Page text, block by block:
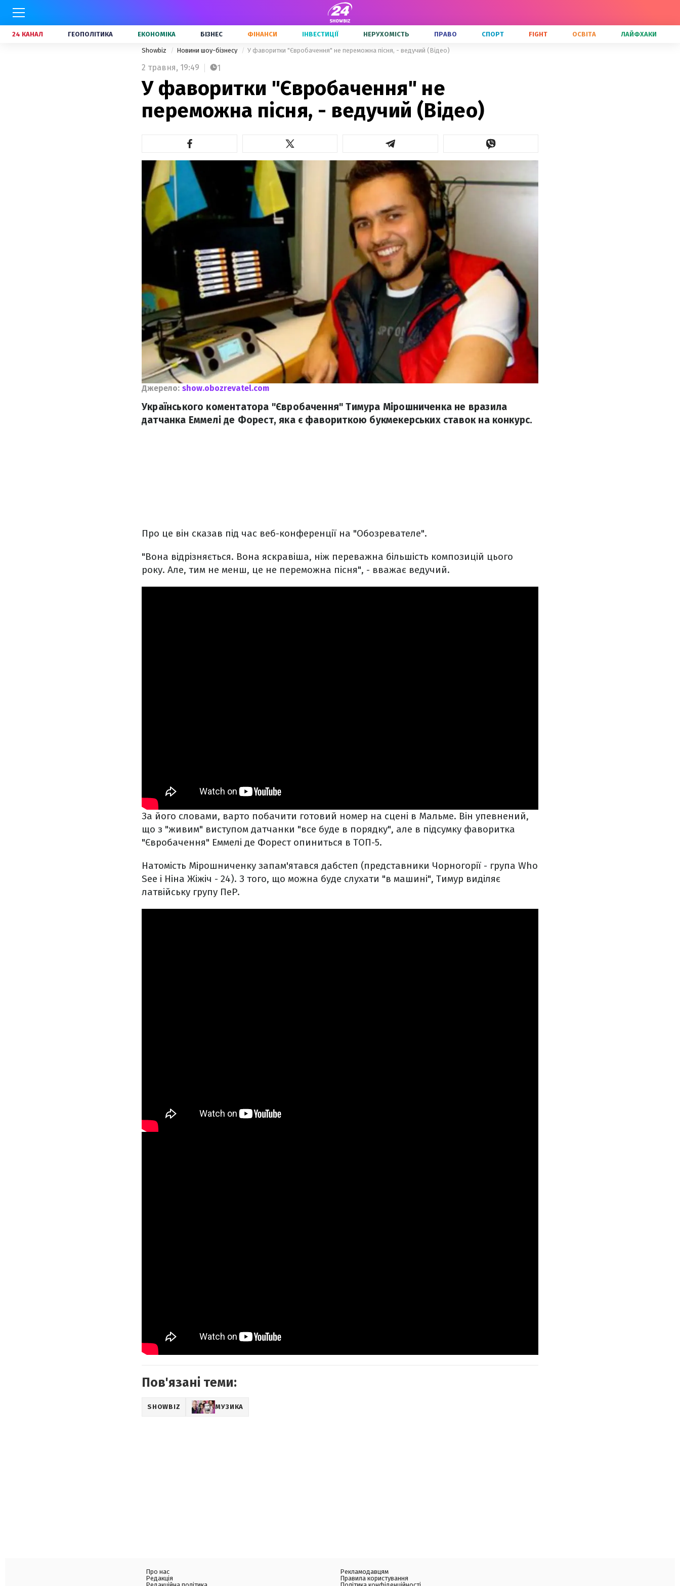
24 КАНАЛ ГЕОПОЛІТИКА ЕКОНОМІКА БІЗНЕС ФІНАНСИ ІНВЕСТИЦІЇ НЕРУХОМІСТЬ ПРАВО СПОРТ FIGHT ОСВІТА ЛАЙФХАКИ
Showbiz Новини шоу-бізнесу У фаворитки "Євробачення" не переможна пісня, - ведучий (Відео)
2 травня, 19:49 1
У фаворитки "Євробачення" не
переможна пісня, - ведучий (Відео)
Джерело: show.obozrevatel.com
Українського коментатора "Євробачення" Тимура Мірошниченка не вразила
датчанка Еммелі де Форест, яка є фавориткою букмекерських ставок на конкурс.
Про це він сказав під час веб-конференції на "Обозревателе".
"Вона відрізняється. Вона яскравіша, ніж переважна більшість композицій цього
року. Але, тим не менш, це не переможна пісня", - вважає ведучий.
За його словами, варто побачити готовий номер на сцені в Мальме. Він упевнений,
що з "живим" виступом датчанки "все буде в порядку", але в підсумку фаворитка
"Євробачення" Еммелі де Форест опиниться в ТОП-5.
Натомість Мірошниченку запам'ятався дабстеп (представники Чорногорії - група Who
See і Ніна Жіжіч - 24). З того, що можна буде слухати "в машині", Тимур виділяє
латвійську групу ПеР.
Пов'язані теми:
SHOWBIZ МУЗИКА
Про нас
Редакція
Рекламодавцям
Правила користування